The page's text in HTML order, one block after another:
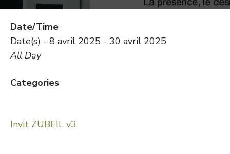
Date/Time
Date(s) - 8 avril 2025 - 30 avril 2025
All Day
Categories
Invit ZUBEIL v3